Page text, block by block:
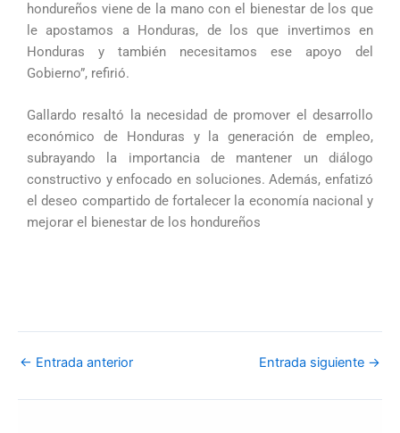
hondureños viene de la mano con el bienestar de los que
le apostamos a Honduras, de los que invertimos en
Honduras y también necesitamos ese apoyo del
Gobierno”, refirió.
Gallardo resaltó la necesidad de promover el desarrollo
económico de Honduras y la generación de empleo,
subrayando la importancia de mantener un diálogo
constructivo y enfocado en soluciones. Además, enfatizó
el deseo compartido de fortalecer la economía nacional y
mejorar el bienestar de los hondureños
← Entrada anterior Entrada siguiente →